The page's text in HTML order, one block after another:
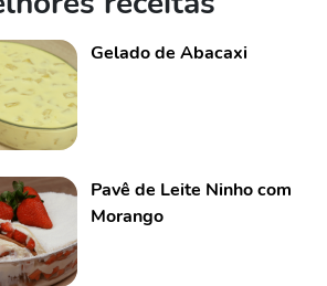
Gelado de Abacaxi
Pavê de Leite Ninho com
Morango